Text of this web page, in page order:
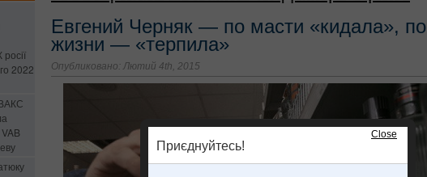
2022
Евгений Черняк — по масти «кидала», по
жизни — «терпила»
Опубликовано: Лютий 4th, 2015
Close
Приєднуйтесь!